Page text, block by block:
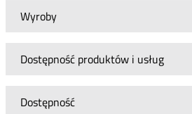
Wyroby
Dostępność produktów i usług
Dostępność